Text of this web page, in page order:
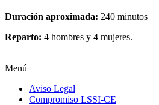
Duración aproximada: 240 minutos
Reparto: 4 hombres y 4 mujeres.
Menú
Aviso Legal
Compromiso LSSI-CE